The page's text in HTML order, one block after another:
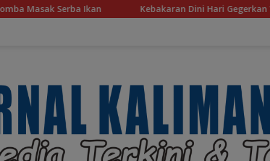
Kebakaran Dini Hari Gegerkan Warga Kelayan B, Dua